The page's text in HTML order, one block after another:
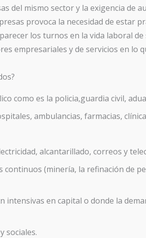
del mismo sector y la exigencia de
provoca la necesidad de estar
los turnos en la vida laboral
empresariales y de servicios en lo
como es la policia,guardia civil,
ambulancias, farmacias,
alcantarillado, correos y
continuos (minería, la refinación de
en capital o donde la
sociales.